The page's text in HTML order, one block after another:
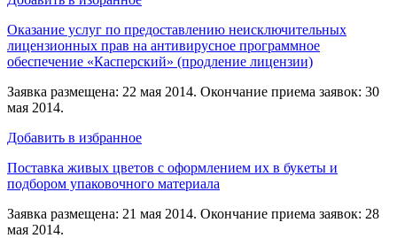
Оказание услуг по предоставлению неисключительных
лицензионных прав на антивирусное программное
обеспечение «Касперский» (продление лицензии)
Заявка размещена: 22 мая 2014. Окончание приема заявок: 30
мая 2014.
Добавить в избранное
Поставка живых цветов с оформлением их в букеты и
подбором упаковочного материала
Заявка размещена: 21 мая 2014. Окончание приема заявок: 28
мая 2014.